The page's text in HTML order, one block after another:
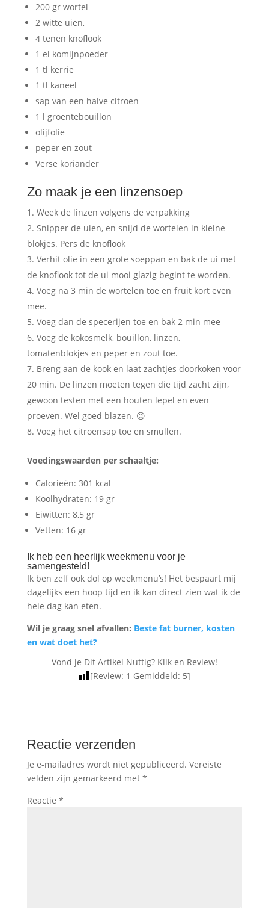
200 gr wortel
2 witte uien,
4 tenen knoflook
1 el komijnpoeder
1 tl kerrie
1 tl kaneel
sap van een halve citroen
1 l groentebouillon
olijfolie
peper en zout
Verse koriander
Zo maak je een linzensoep
Week de linzen volgens de verpakking
Snipper de uien, en snijd de wortelen in kleine
blokjes. Pers de knoflook
Verhit olie in een grote soeppan en bak de ui met
de knoflook tot de ui mooi glazig begint te worden.
Voeg na 3 min de wortelen toe en fruit kort even
mee.
Voeg dan de specerijen toe en bak 2 min mee
Voeg de kokosmelk, bouillon, linzen,
tomatenblokjes en peper en zout toe.
Breng aan de kook en laat zachtjes doorkoken voor
20 min. De linzen moeten tegen die tijd zacht zijn,
gewoon testen met een houten lepel en even
proeven. Wel goed blazen. 😉
Voeg het citroensap toe en smullen.
Voedingswaarden per schaaltje:
Calorieën: 301 kcal
Koolhydraten: 19 gr
Eiwitten: 8,5 gr
Vetten: 16 gr
Ik heb een heerlijk weekmenu voor je
samengesteld!
Ik ben zelf ook dol op weekmenu’s! Het bespaart mij
dagelijks een hoop tijd en ik kan direct zien wat ik de
hele dag kan eten.
Wil je graag snel afvallen: Beste fat burner, kosten
en wat doet het?
Vond je Dit Artikel Nuttig? Klik en Review!
[Review: 1 Gemiddeld: 5]
Reactie verzenden
Je e-mailadres wordt niet gepubliceerd. Vereiste
velden zijn gemarkeerd met *
Reactie *